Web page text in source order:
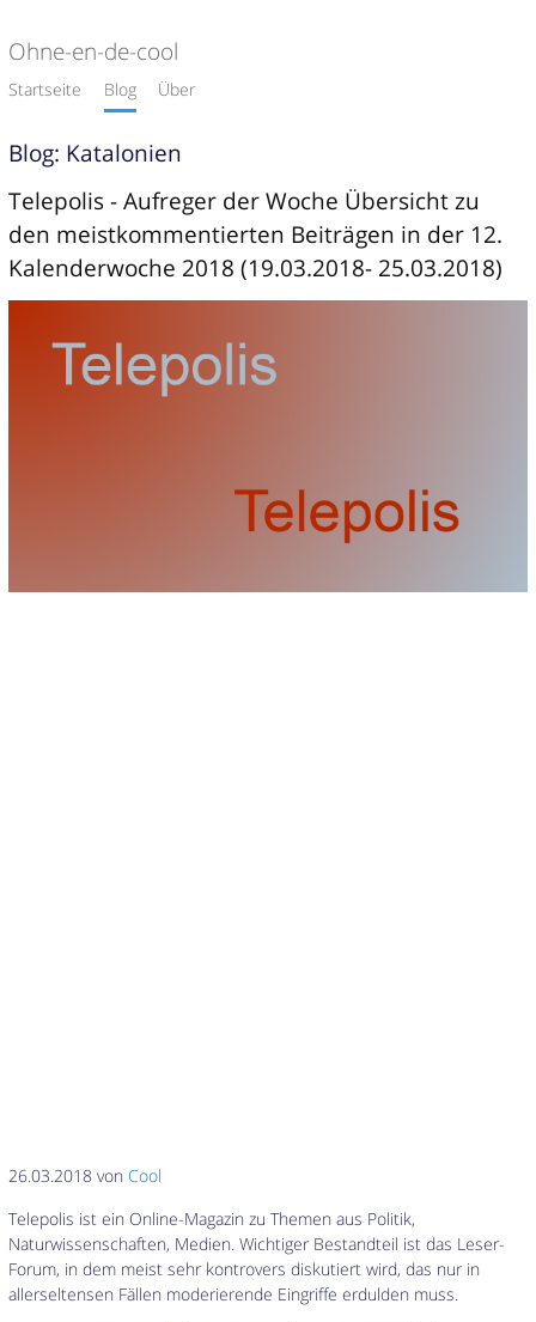
Ohne-en-de-cool
Startseite Blog Über
Blog: Katalonien
Telepolis - Aufreger der Woche Übersicht zu
den meistkommentierten Beiträgen in der 12.
Kalenderwoche 2018 (19.03.2018- 25.03.2018)
26.03.2018 vonCool
Telepolis ist ein Online-Magazin zu Themen aus Politik,
Naturwissenschaften, Medien. Wichtiger Bestandteil ist das Leser-
Forum, in dem meist sehr kontrovers diskutiert wird, das nur in
allerseltensen Fällen moderierende Eingriffe erdulden muss.